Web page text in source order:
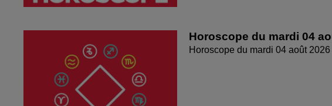
Horoscope du mardi 04
Horoscope du mardi 04 août 2026